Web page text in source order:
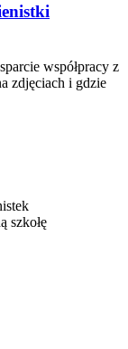
współpracy z
zdjęciach i gdzie
szkołę